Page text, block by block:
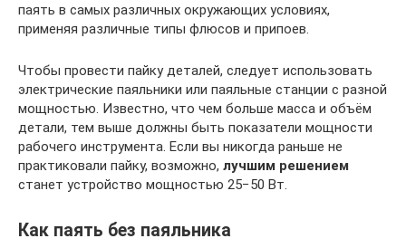
паять в самых различных окружающих условиях,
применяя различные типы флюсов и припоев.
Чтобы провести пайку деталей, следует использовать
электрические паяльники или паяльные станции с разной
мощностью. Известно, что чем больше масса и объём
детали, тем выше должны быть показатели мощности
рабочего инструмента. Если вы никогда раньше не
практиковали пайку, возможно, лучшим решением
станет устройство мощностью 25−50 Вт.
Как паять без паяльника